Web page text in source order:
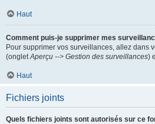
Haut
Comment puis-je supprimer mes
Pour supprimer vos surveillances, allez dans
(ongletAperçu --> Gestion des surveillances)
Haut
Fichiers joints
Quels fichiers joints sont autorisés sur ce